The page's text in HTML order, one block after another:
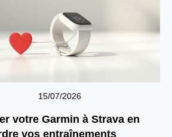
15/07/2026
votre Garmin à Strava en
vos entraînements